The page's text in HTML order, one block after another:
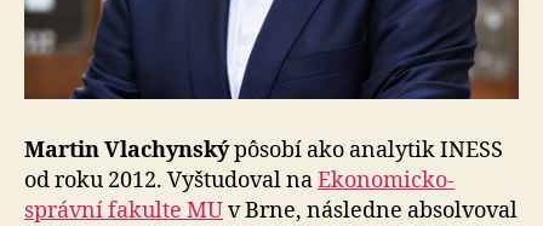
Martin Vlachynskýpôsobí ako analytik INESS
od roku 2012. Vyštudoval naEkonomicko-
správní fakulte MUv Brne, následne absolvoval